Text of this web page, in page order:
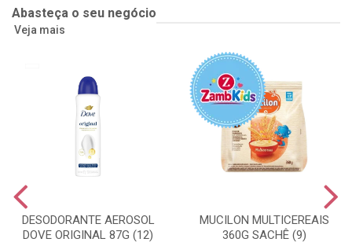
Abasteça o seu negócio
Veja mais
DESODORANTE AEROSOL
DOVE ORIGINAL 87G (12)
MUCILON MULTICEREAIS
360G SACHÊ (9)